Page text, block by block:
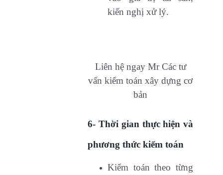
kiến nghị xử lý.
Liên hệ ngay Mr Các tư
vấn kiểm toán xây dựng cơ
bản
6- Thời gian thực hiện và
phương thức kiểm toán
Kiểm toán theo từng